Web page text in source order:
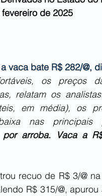
de 2025
vaca bate R$ 282/@,
os preços
relatam os
em média), os
nas principais
arroba. Vaca a
recuo de R$ 3/@
R$ 315/@,